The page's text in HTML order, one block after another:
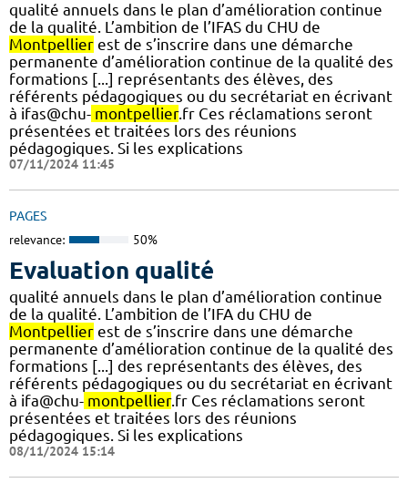
qualité annuels dans le plan d’amélioration continue
de la qualité. L’ambition de l’IFAS du CHU de
Montpellier est de s’inscrire dans une démarche
permanente d’amélioration continue de la qualité des
formations [...] représentants des élèves, des
référents pédagogiques ou du secrétariat en écrivant
à ifas@chu- montpellier.fr Ces réclamations seront
présentées et traitées lors des réunions
pédagogiques. Si les explications
07/11/2024 11:45
PAGES
relevance: 50%
Evaluation qualité
qualité annuels dans le plan d’amélioration continue
de la qualité. L’ambition de l’IFA du CHU de
Montpellier est de s’inscrire dans une démarche
permanente d’amélioration continue de la qualité des
formations [...] des représentants des élèves, des
référents pédagogiques ou du secrétariat en écrivant
à ifa@chu- montpellier.fr Ces réclamations seront
présentées et traitées lors des réunions
pédagogiques. Si les explications
08/11/2024 15:14